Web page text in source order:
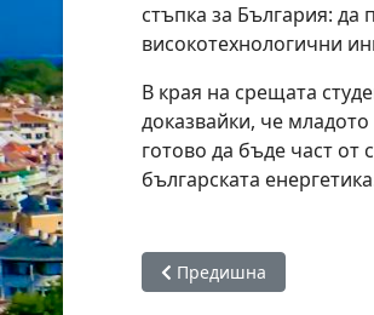
стъпка за България: да
високотехнологични
В края на срещата
доказвайки, че
готово да бъде част от
българската
Предишна статия: Игра
Предишна